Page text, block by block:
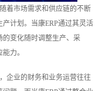
着市场需求和供应链的不断
计划。当康ERP通过其灵活
的变化随时调整生产、采
力。
企业的财务和业务运营往往